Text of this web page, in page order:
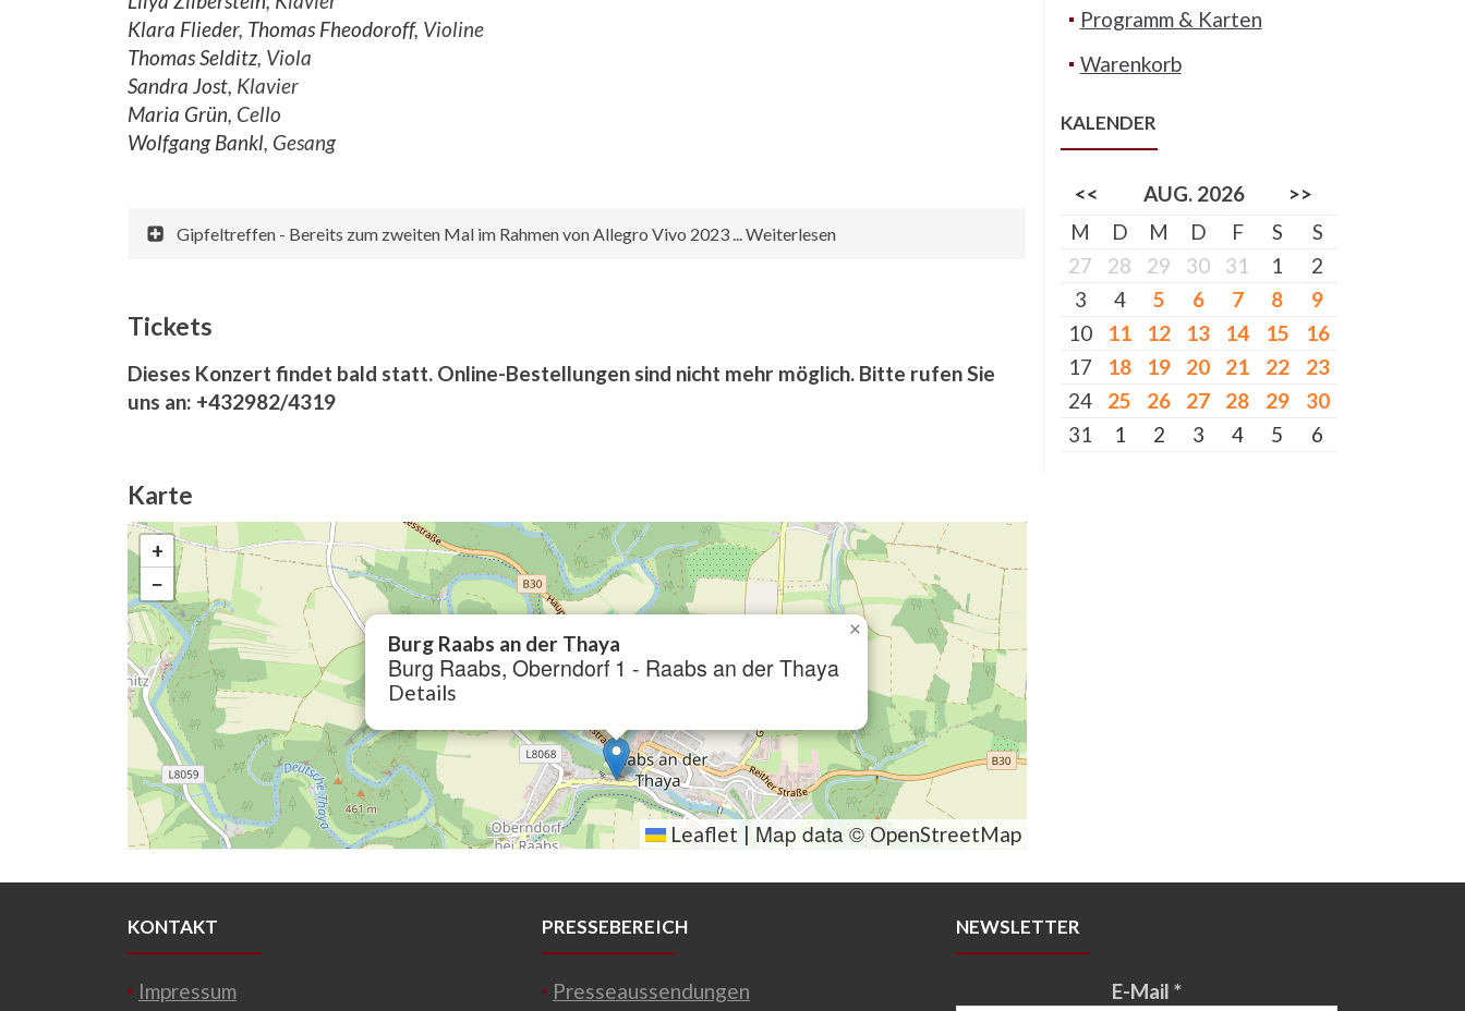
Klara Flieder, Thomas Fheodoroff, Violine
Thomas Selditz, Viola
Sandra Jost, Klavier
Maria Grün, Cello
Wolfgang Bankl, Gesang
Gipfeltreffen - Bereits zum zweiten Mal im Rahmen von Allegro Vivo 2023 ... Weiterlesen
Tickets
Dieses Konzert findet bald statt. Online-Bestellungen sind nicht mehr möglich. Bitte rufen Sie
uns an: +432982/4319
Karte
Burg Raabs an der Thaya
Burg Raabs, Oberndorf 1 - Raabs an der Thaya
Details
×
+
−
Leaflet |Map data ©OpenStreetMap
Programm & Karten
Warenkorb
KALENDER
<< AUG. 2026
>>
M
D M D F S
S
27
28 29 30 31 1
2
3
4 5 6 7 8
9
10
11 12 13 14 15
16
17
18 19 20 21 22
23
24
25 26 27 28 29
30
31
1 2 3 4 5 6
KONTAKT
Impressum
PRESSEBEREICH
Presseaussendungen
NEWSLETTER
E-Mail *